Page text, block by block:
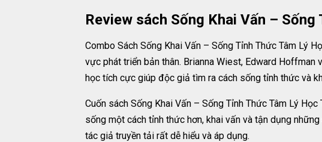
Review sách Sống Khai Vấn –
Combo Sách Sống Khai Vấn – Sống Tỉnh Thức Tâm Lý
vực phát triển bản thân. Brianna Wiest, Edward
học tích cực giúp độc giả tìm ra cách sống tỉnh thức và
Cuốn sách Sống Khai Vấn – Sống Tỉnh Thức Tâm Lý
sống một cách tỉnh thức hơn, khai vấn và tận dụng
tác giả truyền tải rất dễ hiểu và áp dụng.